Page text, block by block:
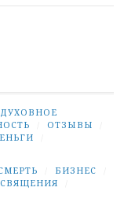
ДУХОВНОЕ
ОТЗЫВЫ
БИЗНЕС